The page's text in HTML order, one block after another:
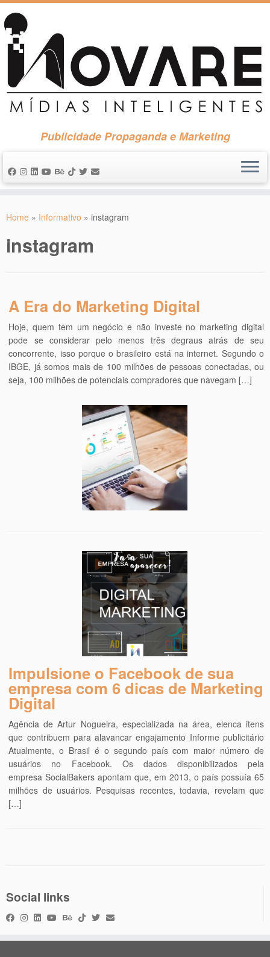
Skip
to
content
Publicidade Propaganda e Marketing
Home » Informativo » instagram
instagram
A Era do Marketing Digital
Hoje, quem tem um negócio e não investe no marketing digital
pode se considerar pelo menos três degraus atrás de seu
concorrente, isso porque o brasileiro está na internet. Segundo o
IBGE, já somos mais de 100 milhões de pessoas conectadas, ou
seja, 100 milhões de potenciais compradores que navegam […]
Impulsione o Facebook de sua
empresa com 6 dicas de Marketing
Digital
Agência de Artur Nogueira, especializada na área, elenca itens
que contribuem para alavancar engajamento Informe publicitário
Atualmente, o Brasil é o segundo país com maior número de
usuários no Facebook. Os dados disponibilizados pela
empresa SocialBakers apontam que, em 2013, o país possuía 65
milhões de usuários. Pesquisas recentes, todavia, revelam que
[…]
Social links